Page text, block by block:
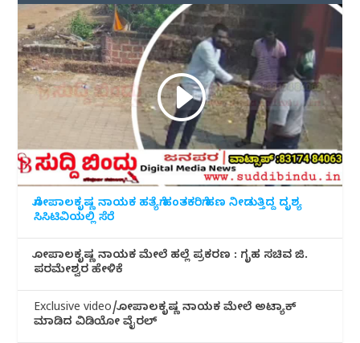
ಗೋಪಾಲಕೃಷ್ಣ ನಾಯಕ ಹತ್ಯೆಗೆ ಹಂತಕರಿಗೆ ಹಣ ನೀಡುತ್ತಿದ್ದ ದೃಶ್ಯ
ಸಿಸಿಟಿವಿಯಲ್ಲಿ ಸೆರೆ
ಗೋಪಾಲಕೃಷ್ಣ ನಾಯಕ ಮೇಲೆ ಹಲ್ಲೆ ಪ್ರಕರಣ : ಗೃಹ ಸಚಿವ ಜಿ.
ಪರಮೇಶ್ವರ ಹೇಳಿಕೆ
Exclusive video/ಗೋಪಾಲಕೃಷ್ಣ ನಾಯಕ ಮೇಲೆ ಅಟ್ಯಾಕ್
ಮಾಡಿದ ವಿಡಿಯೋ ವೈರಲ್